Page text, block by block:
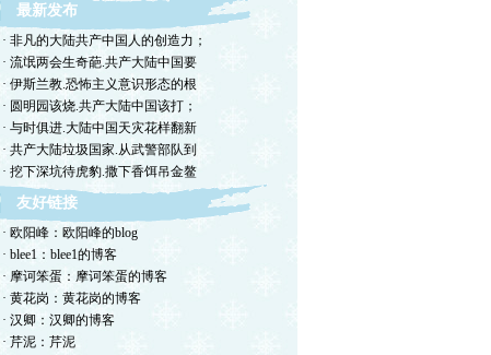
最新发布
· 非凡的大陆共产中国人的创造力；
· 流氓两会生奇葩.共产大陆中国要
· 伊斯兰教.恐怖主义意识形态的根
· 圆明园该烧.共产大陆中国该打；
· 与时俱进.大陆中国天灾花样翻新
· 共产大陆垃圾国家.从武警部队到
· 挖下深坑待虎豹.撒下香饵吊金鳌
友好链接
· 欧阳峰：欧阳峰的blog
· blee1：blee1的博客
· 摩诃笨蛋：摩诃笨蛋的博客
· 黄花岗：黄花岗的博客
· 汉卿：汉卿的博客
· 芹泥：芹泥